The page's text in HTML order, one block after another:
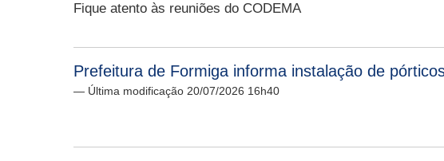
Fique atento às reuniões do CODEMA
Prefeitura de Formiga informa instalação de
— Última modificação 20/07/2026 16h40